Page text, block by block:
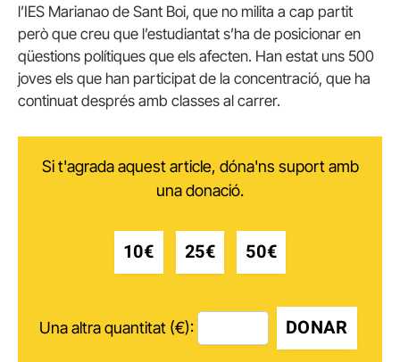
l’IES Marianao de Sant Boi, que no milita a cap partit
però que creu que l’estudiantat s’ha de posicionar en
qüestions polítiques que els afecten. Han estat uns 500
joves els que han participat de la concentració, que ha
continuat després amb classes al carrer.
Si t'agrada aquest article, dóna'ns suport amb
una donació.
10€ 25€ 50€
Una altra quantitat (€): DONAR